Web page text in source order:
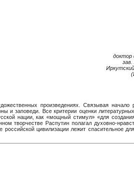
доктор
произведениях. Связывая начало
и заповеди. Все критерии оценки
нации, как «мощный стимул» «для
Распутин полагал духовно-
цивилизации лежит спасительное